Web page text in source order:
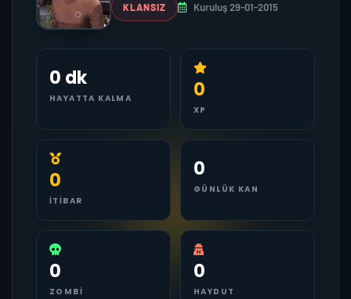
KLANSIZ Kuruluş 29-01-2015
0 dk
HAYATTA KALMA 0
XP
0
İTIBAR
0
GÜNLÜK KAN
0
ZOMBI
0
HAYDUT